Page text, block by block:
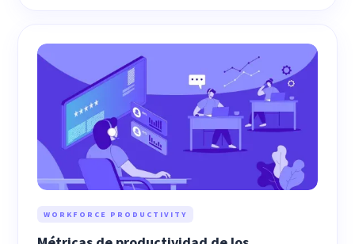
WORKFORCE PRODUCTIVITY